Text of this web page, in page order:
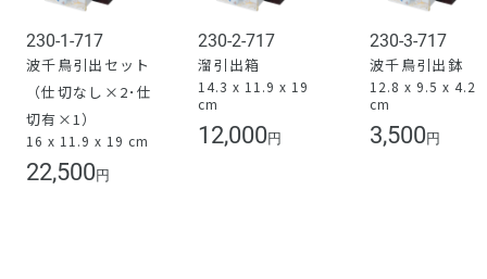
230-1-717
波千鳥引出セット
（仕切なし×2･仕
切有×1）
16 x 11.9 x 19 cm
22,500 円
230-2-717
溜引出箱
14.3 x 11.9 x 19
cm
12,000 円
230-3-717
波千鳥引出鉢
12.8 x 9.5 x 4.2
cm
3,500 円